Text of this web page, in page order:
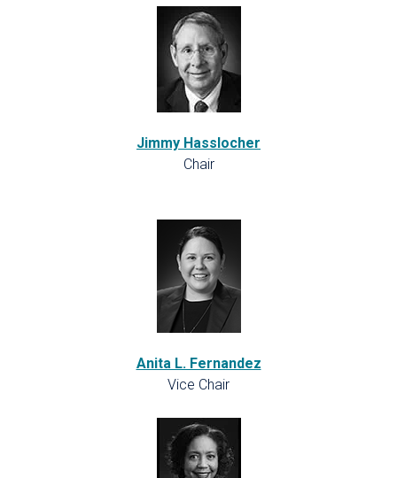
Public Notices and Reports
Get Connected with Us
Jimmy Hasslocher
Chair
Anita L. Fernandez
Vice Chair